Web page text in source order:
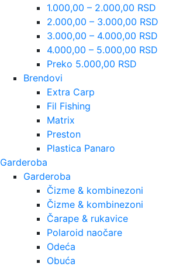
1.000,00 – 2.000,00 RSD
2.000,00 – 3.000,00 RSD
3.000,00 – 4.000,00 RSD
4.000,00 – 5.000,00 RSD
Preko 5.000,00 RSD
Brendovi
Extra Carp
Fil Fishing
Matrix
Preston
Plastica Panaro
Garderoba
Garderoba
Čizme & kombinezoni
Čizme & kombinezoni
Čarape & rukavice
Polaroid naočare
Odeća
Obuća